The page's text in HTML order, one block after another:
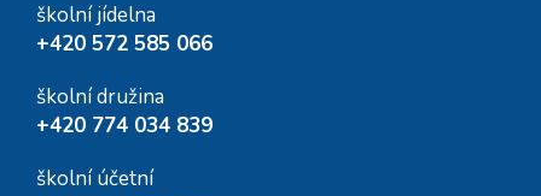
školní jídelna
+420 572 585 066
školní družina
+420 774 034 839
školní účetní